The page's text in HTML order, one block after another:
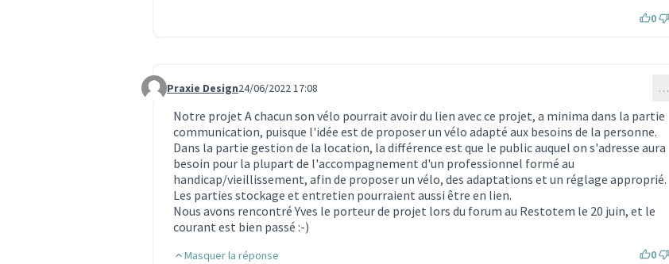
0
Commentaire 1909
Praxie Design24/06/2022 17:08 …
Notre projet A chacun son vélo pourrait avoir du lien avec ce projet, a minima dans la partie
communication, puisque l'idée est de proposer un vélo adapté aux besoins de la personne.
Dans la partie gestion de la location, la différence est que le public auquel on s'adresse aura
besoin pour la plupart de l'accompagnement d'un professionnel formé au
handicap/vieillissement, afin de proposer un vélo, des adaptations et un réglage approprié.
Les parties stockage et entretien pourraient aussi être en lien.
Nous avons rencontré Yves le porteur de projet lors du forum au Restotem le 20 juin, et le
courant est bien passé :-)
Masquer la réponse 0